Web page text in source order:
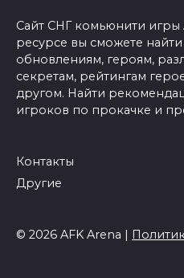
Сайт СНГ комьюнити игры
ресурсе вы сможете
обновлениям, героям,
секретам, рейтингам
другом. Найти
игроков по прокачке и
Контакты
Другие
© 2026 AFK Arena |